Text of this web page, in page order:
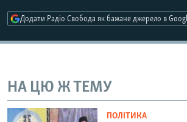
Додати Радіо Свобода як бажане джерело в
НА ЦЮ Ж ТЕМУ
ПОЛІТИКА